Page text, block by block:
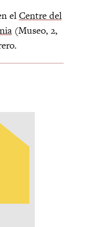
el Centre del
(Museo, 2,